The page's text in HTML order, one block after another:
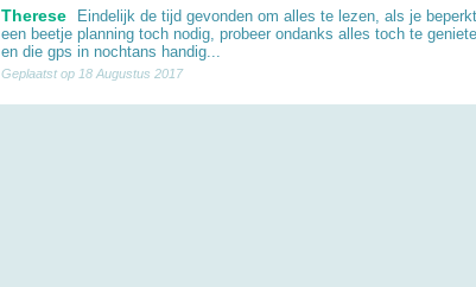
Therese
Eindelijk de tijd gevonden om alles te lezen, als je
een beetje planning toch nodig, probeer ondanks alles toch te
en die gps in nochtans handig...
Geplaatst op 18 Augustus 2017